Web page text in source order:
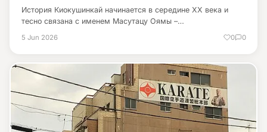
История Киокушинкай начинается в середине XX века и
тесно связана с именем Масутацу Оямы –…
5 Jun 2026 0 0